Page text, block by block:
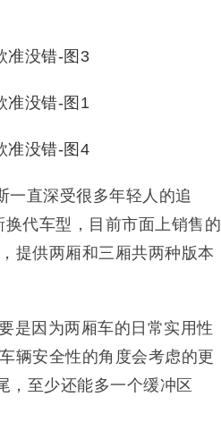
一直深受很多年轻人的追
代车型，目前市面上销售的
提供两厢和三厢共两种版本
是因为两厢车的日常实用性
辆安全性的角度会考虑的更
，至少还能多一个缓冲区